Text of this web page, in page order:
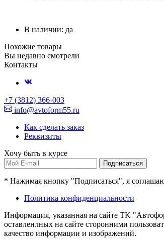
В наличии: да
Похожие товары
Вы недавно смотрели
Контакты
+7 (3812) 366-003
info@avtoform55.ru
Как сделать заказ
Реквизиты
Хочу быть в курсе
Подписаться
* Нажимая кнопку "Подписаться", я
Политика конфиденциальности
Информация, указанная на сайте TK
оставленлных на сайте сторонними
качество информации и изображений.